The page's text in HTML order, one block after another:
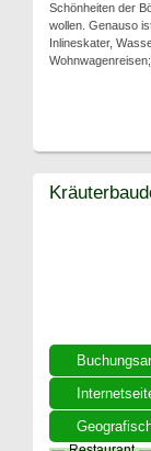
Schönheiten der
wollen. Genauso
Inlineskater,